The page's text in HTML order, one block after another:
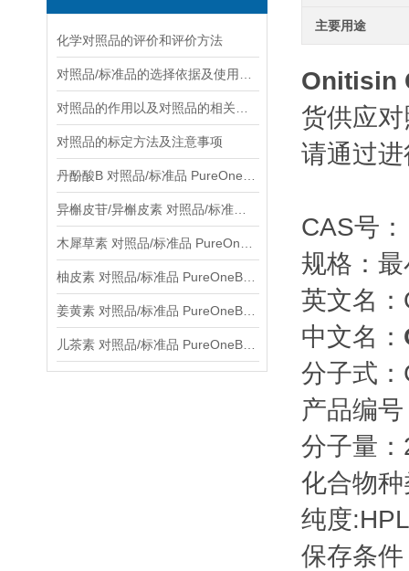
化学对照品的评价和评价方法
对照品的标定方法及注意事项
主要用途
Onitisin
货供应
请通过
CAS号
规格：
英文名
中文名：
分子式
产品编
分子量
化合物
纯度
保存条